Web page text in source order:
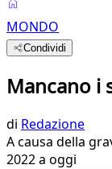
MONDO
Condividi
Mancano i
di Redazione
A causa della
2022 a oggi